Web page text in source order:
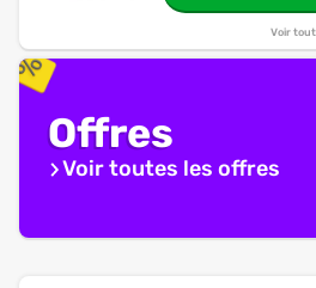
Voir
Offres
Voir toutes les offres